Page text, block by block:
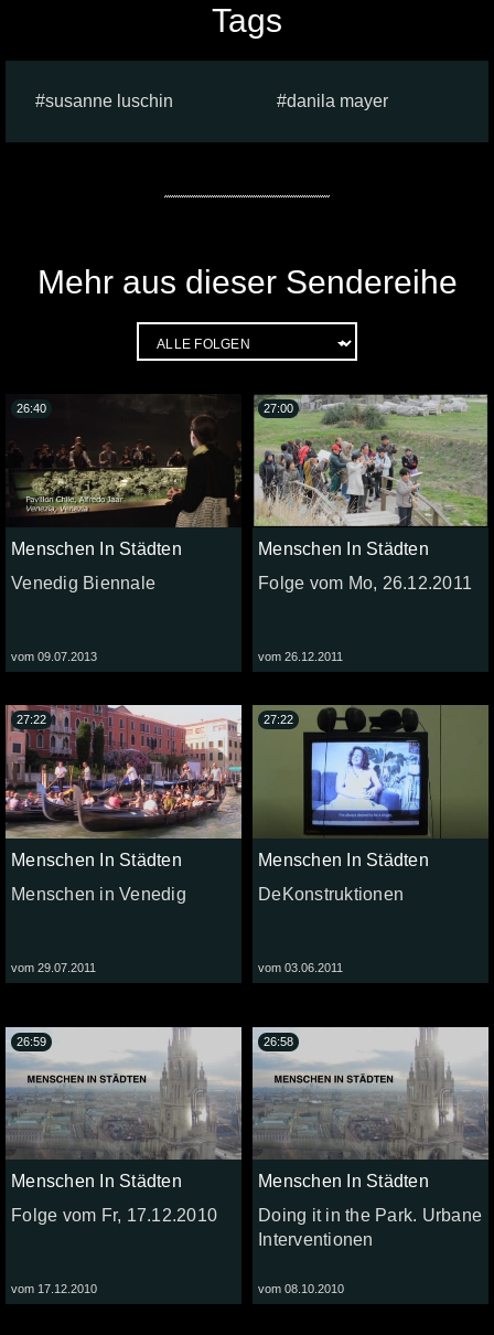
Tags
susanne luschin danila mayer
Mehr aus dieser Sendereihe
Menschen In Städten
Venedig Biennale
vom 09.07.2013
26:40
Menschen In Städten
Folge vom Mo, 26.12.2011
vom 26.12.2011
27:00
Menschen In Städten
Menschen in Venedig
vom 29.07.2011
27:22
Menschen In Städten
DeKonstruktionen
vom 03.06.2011
27:22
Menschen In Städten
Folge vom Fr, 17.12.2010
vom 17.12.2010
26:59
Menschen In Städten
Doing it in the Park. Urbane
Interventionen
vom 08.10.2010
26:58